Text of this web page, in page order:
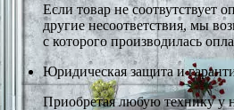
Если товар не соотвутствует
другие несоответствия, мы
с которого производилась
Юридическая защита и
Приобретая любую технику у